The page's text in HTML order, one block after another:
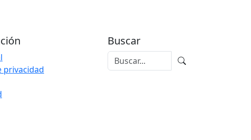
privacidad
Buscar